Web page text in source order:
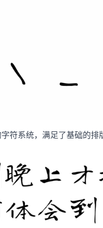
符系统，满足了基础的排